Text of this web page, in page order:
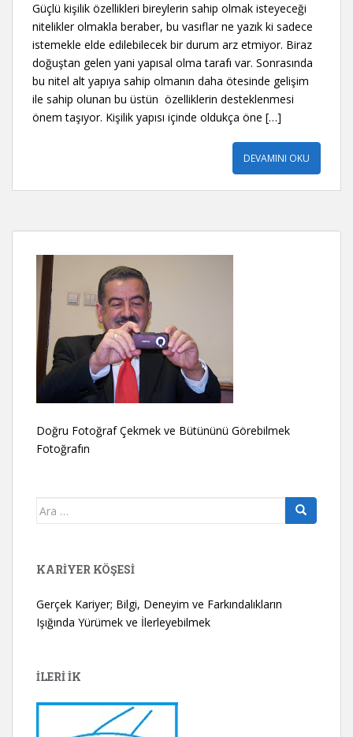
Güçlü kişilik özellikleri bireylerin sahip olmak isteyeceği
nitelikler olmakla beraber, bu vasıflar ne yazık ki sadece
istemekle elde edilebilecek bir durum arz etmiyor. Biraz
doğuştan gelen yani yapısal olma tarafı var. Sonrasında
bu nitel alt yapıya sahip olmanın daha ötesinde gelişim
ile sahip olunan bu üstün özelliklerin desteklenmesi
önem taşıyor. Kişilik yapısı içinde oldukça öne […]
DEVAMINI OKU
Doğru Fotoğraf Çekmek ve Bütününü Görebilmek
Fotoğrafın
Arama
KARIYER KÖŞESI
Gerçek Kariyer; Bilgi, Deneyim ve Farkındalıkların
Işığında Yürümek ve İlerleyebilmek
İLERİ İK